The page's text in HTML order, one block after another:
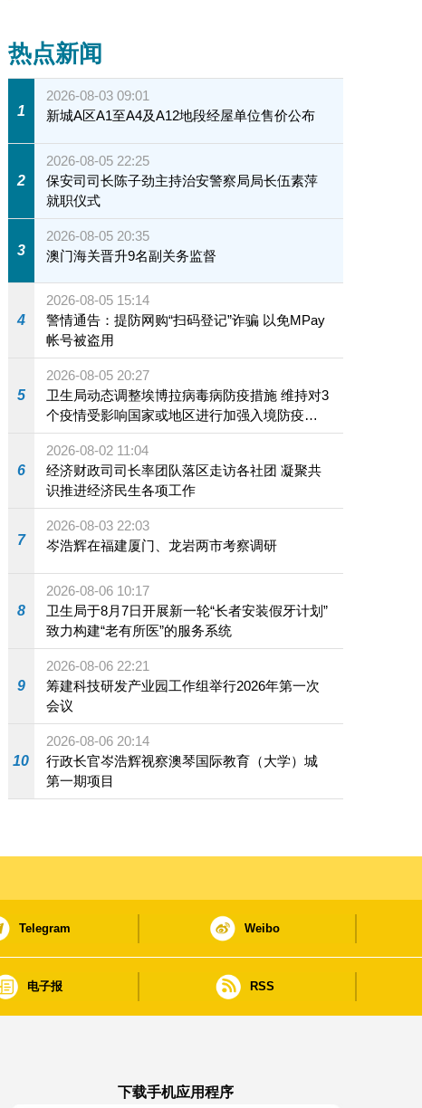
热点新闻
1
2026-08-03 09:01
新城A区A1至A4及A12地段经屋单位售价公布
2
2026-08-05 22:25
保安司司长陈子劲主持治安警察局局长伍素萍
就职仪式
3
2026-08-05 20:35
澳门海关晋升9名副关务监督
4
2026-08-05 15:14
警情通告：提防网购“扫码登记”诈骗 以免MPay
帐号被盗用
5
2026-08-05 20:27
卫生局动态调整埃博拉病毒病防疫措施 维持对3
个疫情受影响国家或地区进行加强入境防疫措
施
6
2026-08-02 11:04
经济财政司司长率团队落区走访各社团 凝聚共
识推进经济民生各项工作
7
2026-08-03 22:03
岑浩辉在福建厦门、龙岩两市考察调研
8
2026-08-06 10:17
卫生局于8月7日开展新一轮“长者安装假牙计划”
致力构建“老有所医”的服务系统
9
2026-08-06 22:21
筹建科技研发产业园工作组举行2026年第一次
会议
10
2026-08-06 20:14
行政长官岑浩辉视察澳琴国际教育（大学）城
第一期项目
Telegram Weibo
电子报 RSS
下载手机应用程序